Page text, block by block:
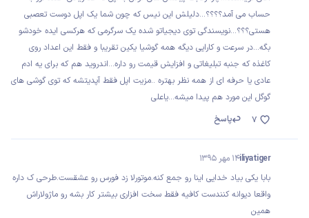
حساب می آمد؟؟؟؟...دلیلش این نیس که چون شما یک اپل دوست تعصبی
هستی؟؟؟...نویسندگی توی دیجیاتو شده یک سرگرمی که هرکسی ایده خودشو
بگه...در سرعت و کارایی دیگه همه گوشیا یکین تقریبا و فقط این اعداد روی
کاغذه که جنبه تبلیغاتی و افزایش قیمت رو داره...اندروید هم که برای یه ادم
عادی یا حرفه ای از همه نظر بهتره ..مزیت اپل فقط آپدیتشه که توی گوشی های
گوگل این مورد هم پیدا میشه...یاعلی
پاسخ
7
iliyatiger14 مهر 1395
بابا یکی بیاد خدایی اینا رو جمع کنه.موتورلا زد فورس رو عشقست.طرحی ک داره
واقعا دیوانه کنندست کافیه فقط سخت افزاری بیشتر کار بشه رو ماژولاراش
همین